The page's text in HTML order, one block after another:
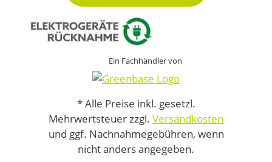
Ein Fachhändler von
* Alle Preise inkl. gesetzl.
Mehrwertsteuer zzgl. Versandkosten
und ggf. Nachnahmegebühren, wenn
nicht anders angegeben.